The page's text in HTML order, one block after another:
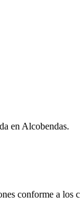
en Alcobendas.
conforme a los